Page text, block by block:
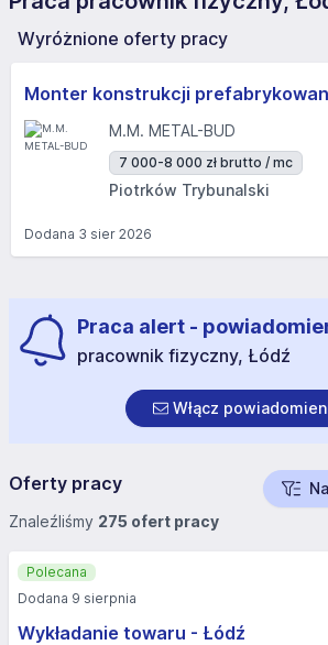
Wyróżnione oferty pracy
M.M. METAL-BUD
7 000-8 000 zł brutto / mc
Piotrków Trybunalski
Dodana 3 sier 2026
Praca alert -
pracownik fizyczny, Łódź
Włącz
Oferty pracy
Znaleźliśmy 275 ofert pracy
Wykładanie towaru - Łódź
Polecana
Dodana 9 sierpnia